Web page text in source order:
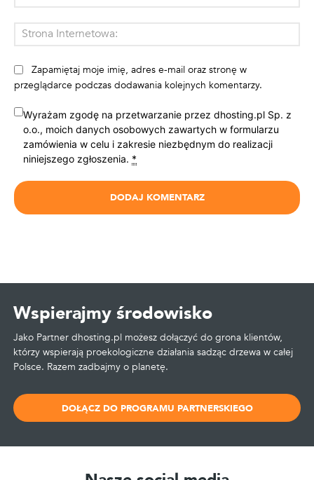
Zapamiętaj moje imię, adres e-mail oraz stronę w
przeglądarce podczas dodawania kolejnych komentarzy.
Wyrażam zgodę na przetwarzanie przez dhosting.pl Sp. z
o.o., moich danych osobowych zawartych w formularzu
zamówienia w celu i zakresie niezbędnym do realizacji
niniejszego zgłoszenia. *
Wspierajmy środowisko
Jako Partner dhosting.pl możesz dołączyć do grona klientów,
którzy wspierają proekologiczne działania sadząc drzewa w całej
Polsce. Razem zadbajmy o planetę.
DOŁĄCZ DO PROGRAMU PARTNERSKIEGO